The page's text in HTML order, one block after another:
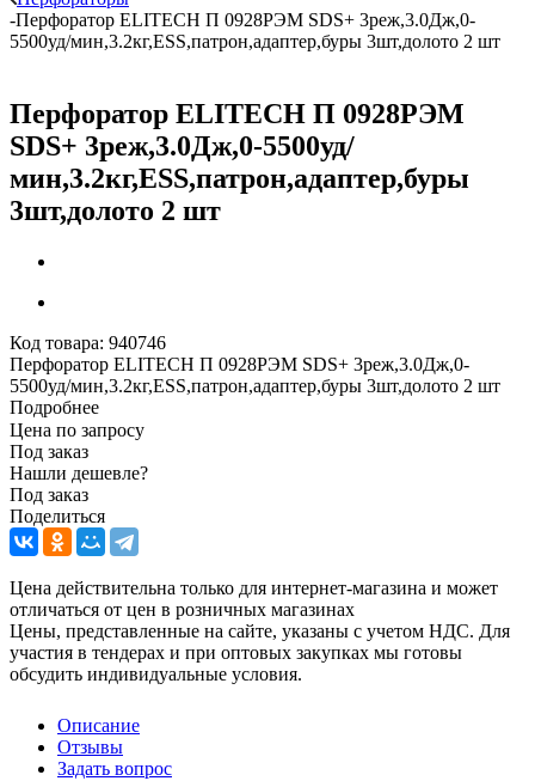
-Перфоратор ELITECH П 0928РЭМ SDS+ 3реж,3.0Дж,0-
5500уд/мин,3.2кг,ESS,патрон,адаптер,буры 3шт,долото 2 шт
Перфоратор ELITECH П 0928РЭМ
SDS+ 3реж,3.0Дж,0-5500уд/
мин,3.2кг,ESS,патрон,адаптер,буры
3шт,долото 2 шт
Код товара: 940746
Перфоратор ELITECH П 0928РЭМ SDS+ 3реж,3.0Дж,0-
5500уд/мин,3.2кг,ESS,патрон,адаптер,буры 3шт,долото 2 шт
Подробнее
Цена по запросу
Под заказ
Нашли дешевле?
Под заказ
Поделиться
Цена действительна только для интернет-магазина и может
отличаться от цен в розничных магазинах
Цены, представленные на сайте, указаны с учетом НДС. Для
участия в тендерах и при оптовых закупках мы готовы
обсудить индивидуальные условия.
Описание
Отзывы
Задать вопрос